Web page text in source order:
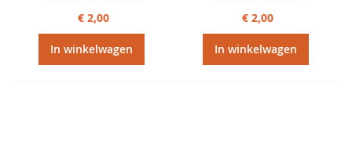
€ 2,00
In winkelwagen
€ 2,00
In winkelwagen